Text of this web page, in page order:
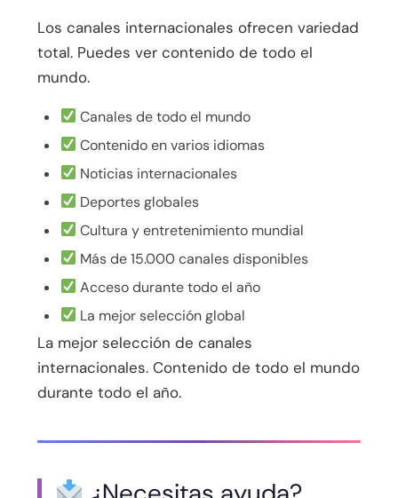
Los canales internacionales ofrecen variedad
total. Puedes ver contenido de todo el
mundo.
Canales de todo el mundo
Contenido en varios idiomas
Noticias internacionales
Deportes globales
Cultura y entretenimiento mundial
Más de 15.000 canales disponibles
Acceso durante todo el año
La mejor selección global
La mejor selección de canales
internacionales. Contenido de todo el mundo
durante todo el año.